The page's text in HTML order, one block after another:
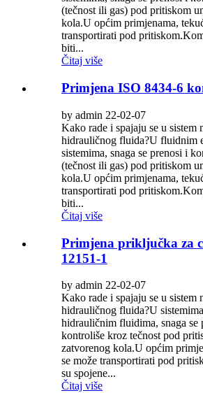
(tečnost ili gas) pod pritiskom
kola.U općim primjenama,
transportirati pod
biti...
Čitaj više
Primjena ISO 8434-6
by admin 22-02-07
Kako rade i spajaju se u sistem
hidrauličnog fluida?U fluidnim
sistemima, snaga se prenosi i
(tečnost ili gas) pod pritiskom
kola.U općim primjenama,
transportirati pod
biti...
Čitaj više
Primjena priključka za
12151-1
by admin 22-02-07
Kako rade i spajaju se u sistem
hidrauličnog fluida?U
hidrauličnim fluidima, snaga se
kontroliše kroz tečnost pod
zatvorenog kola.U općim
se može transportirati pod
su spojene...
Čitaj više